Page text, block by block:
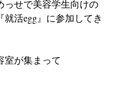
っせで美容学生向けの
就活egg』に参加してき
室が集まって